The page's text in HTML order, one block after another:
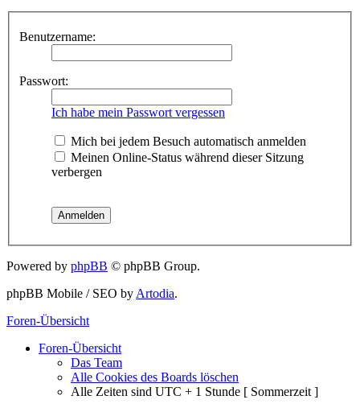
Benutzername:
Passwort:
Ich habe mein Passwort vergessen
Mich bei jedem Besuch automatisch anmelden
Meinen Online-Status während dieser Sitzung
verbergen
Powered by phpBB © phpBB Group.
phpBB Mobile / SEO by Artodia.
Foren-Übersicht
Foren-Übersicht
Das Team
Alle Cookies des Boards löschen
Alle Zeiten sind UTC + 1 Stunde [ Sommerzeit ]